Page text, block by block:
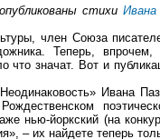
стихи Ивана
член Союза
Теперь,
что значат. Вот и
Ивана
нью-йоркский (на
– их найдете теперь